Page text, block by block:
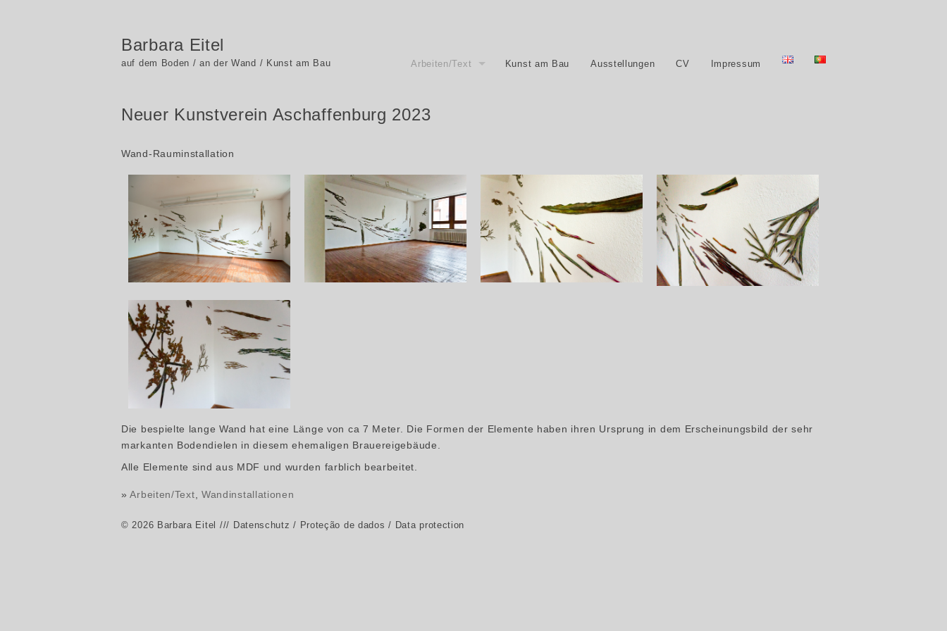
Barbara Eitel
auf dem Boden / an der Wand / Kunst am Bau Arbeiten/Text Kunst am Bau Ausstellungen CV Impressum
Neuer Kunstverein Aschaffenburg 2023
Wand-Rauminstallation
Die bespielte lange Wand hat eine Länge von ca 7 Meter. Die Formen der Elemente haben ihren Ursprung in dem Erscheinungsbild der sehr
markanten Bodendielen in diesem ehemaligen Brauereigebäude.
Alle Elemente sind aus MDF und wurden farblich bearbeitet.
»Arbeiten/Text Wandinstallationen
© 2026 Barbara Eitel /// Datenschutz / Proteção de dados / Data protection